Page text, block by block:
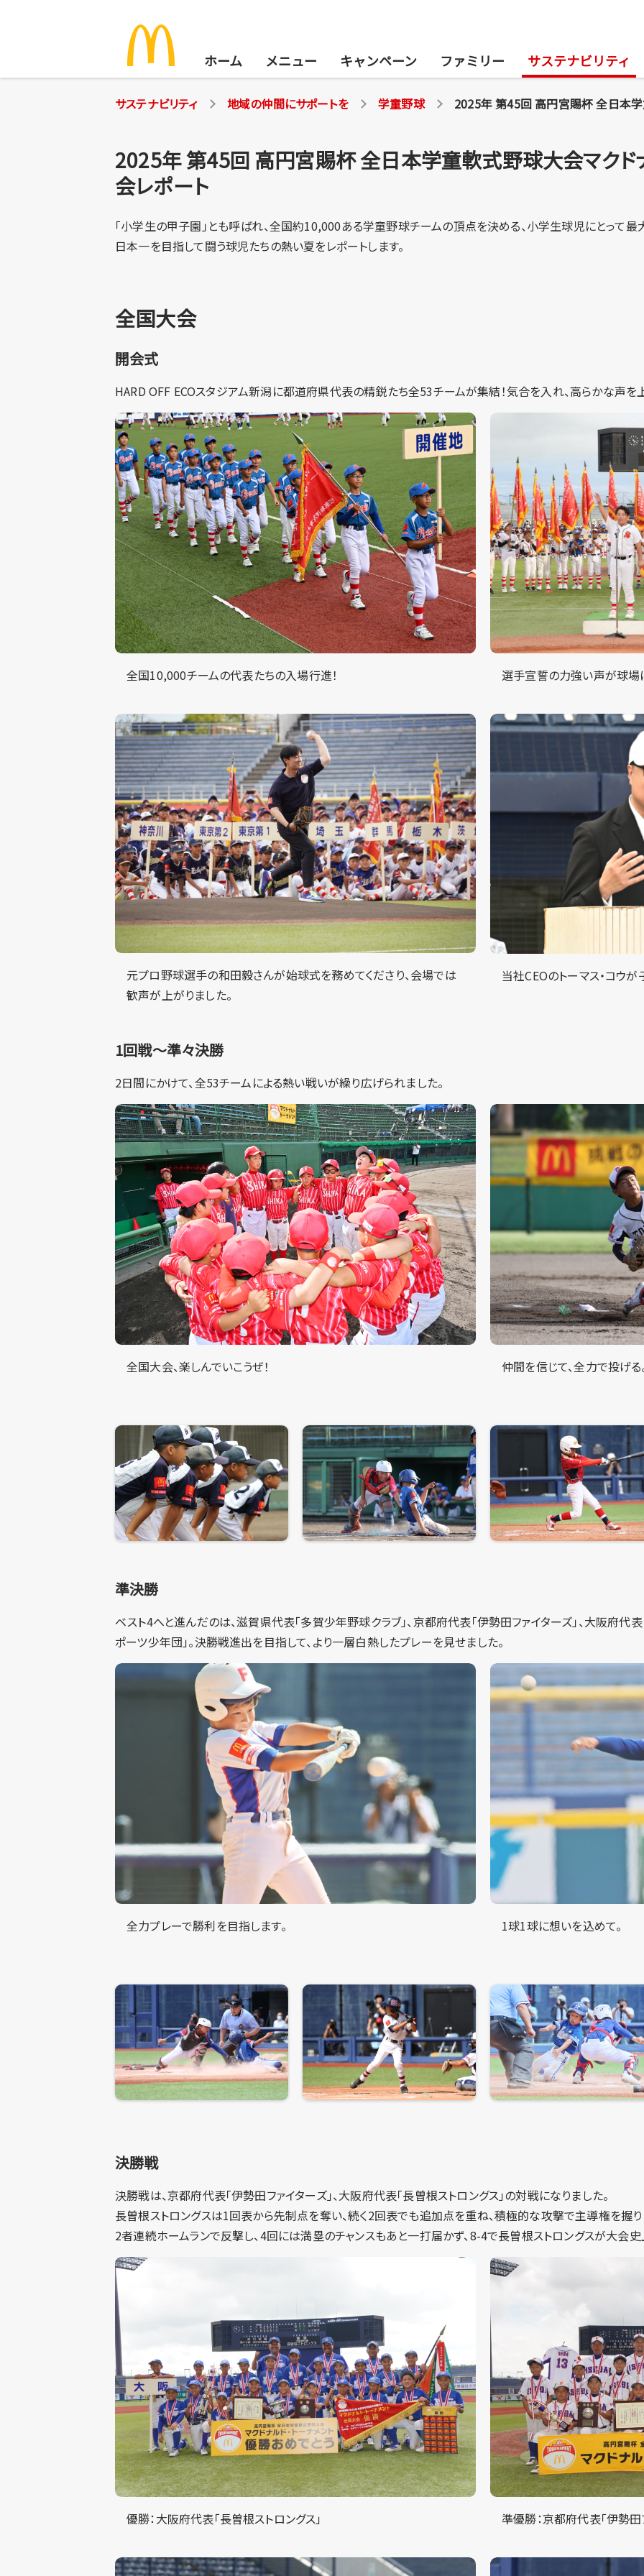
ホーム メニュー キャンペーン ファミリー サステナビリティ
サステナビリティ 地域の仲間にサポートを 学童野球 2025年 第45回 高円宮賜杯 全日本学童軟式野球大
サステナビリティ
安心でおいしいお食事を
Smile Story
サステナビリティレポート
2025年 第45回 高円宮賜杯 全日本学童軟式野球大会マクド
会レポート
「小学生の甲子園」とも呼ばれ、全国約10,000ある学童野球チームの頂点を決める、小学生球児にとって最
日本一を目指して闘う球児たちの熱い夏をレポートします。
全国大会
開会式
HARD OFF ECOスタジアム新潟に都道府県代表の精鋭たち全53チームが集結！気合を入れ、高らかな声
全国10,000チームの代表たちの入場行進！ 選手宣誓の力強い声が球場
元プロ野球選手の和田毅さんが始球式を務めてくださり、会場では
歓声が上がりました。
当社CEOのトーマス・コウ
1回戦～準々決勝
2日間にかけて、全53チームによる熱い戦いが繰り広げられました。
全国大会、楽しんでいこうぜ！ 仲間を信じて、全力で投げる
準決勝
ベスト4へと進んだのは、滋賀県代表「多賀少年野球クラブ」、京都府代表「伊勢田ファイターズ」、大阪府代
ポーツ少年団」。決勝戦進出を目指して、より一層白熱したプレーを見せました。
全力プレーで勝利を目指します。 1球1球に想いを込めて。
決勝戦
決勝戦は、京都府代表「伊勢田ファイターズ」、大阪府代表「長曽根ストロングス」の対戦になりました。
長曽根ストロングスは1回表から先制点を奪い、続く2回表でも追加点を重ね、積極的な攻撃で主導権を握
2者連続ホームランで反撃し、4回には満塁のチャンスもあと一打届かず、8-4で長曽根ストロングスが大会
優勝：大阪府代表「長曽根ストロングス」 準優勝：京都府代表「伊勢田